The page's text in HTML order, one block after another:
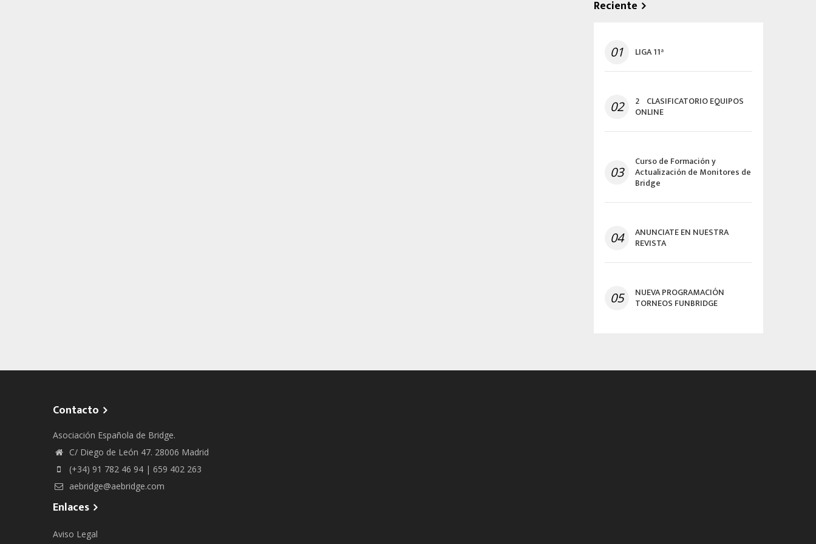
Reciente
01 LIGA 11ª
02 2º CLASIFICATORIO EQUIPOS
ONLINE
03
Curso de Formación y
Actualización de Monitores de
Bridge
04 ANUNCIATE EN NUESTRA
REVISTA
05 NUEVA PROGRAMACIÓN
TORNEOS FUNBRIDGE
Contacto
Asociación Española de Bridge.
C/ Diego de León 47. 28006 Madrid
(+34) 91 782 46 94 | 659 402 263
aebridge@aebridge.com
Enlaces
Aviso Legal